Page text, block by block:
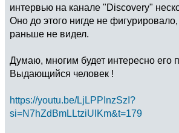
интервью на канале "Discovery"
Оно до этого нигде не
раньше не видел.
Думаю, многим будет интересно его
Выдающийся человек !
https://youtu.be/LjLPPInzSzI?
si=N7hZdBmLLtziUlKm&t=179